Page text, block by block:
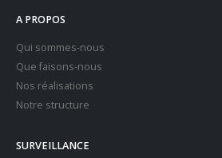
Que faisons-nous
Nos réalisations
Notre structure